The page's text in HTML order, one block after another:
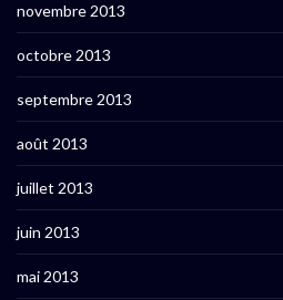
novembre 2013
octobre 2013
septembre 2013
août 2013
juillet 2013
juin 2013
mai 2013